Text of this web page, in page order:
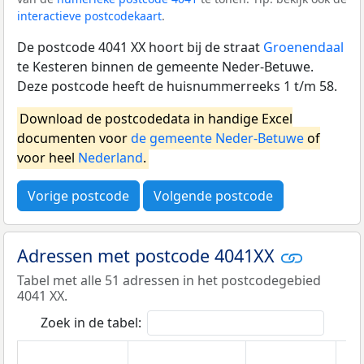
interactieve postcodekaart.
De postcode 4041 XX hoort bij de straat Groenendaal
te Kesteren binnen de gemeente Neder-Betuwe.
Deze postcode heeft de huisnummerreeks 1 t/m 58.
Download de postcodedata in handige Excel
documenten voorde gemeente Neder-Betuweof
voor heel Nederland.
Vorige postcode Volgende postcode
Adressen met postcode 4041XX
Tabel met alle 51 adressen in het postcodegebied
4041 XX.
Zoek in de tabel: